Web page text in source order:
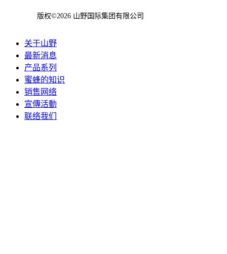
版权©2026 山野国际集团有限公司
关于山野
最新消息
产品系列
蜜蜂的知识
销售网络
宣傳活動
联络我们